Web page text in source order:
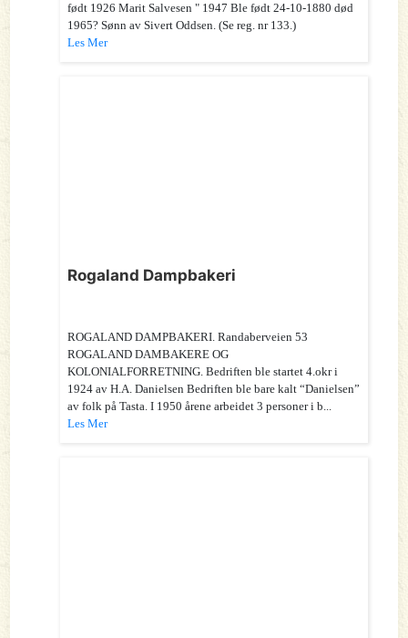
født 1926 Marit Salvesen " 1947 Ble født 24-10-1880 død
1965? Sønn av Sivert Oddsen. (Se reg. nr 133.)
Les Mer
Rogaland Dampbakeri
ROGALAND DAMPBAKERI. Randaberveien 53
ROGALAND DAMBAKERE OG
KOLONIALFORRETNING. Bedriften ble startet 4.okr i
1924 av H.A. Danielsen Bedriften ble bare kalt “Danielsen”
av folk på Tasta. I 1950 årene arbeidet 3 personer i b...
Les Mer